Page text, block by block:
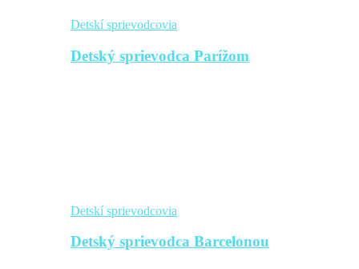
Detskí sprievodcovia
Detský sprievodca Parížom
Detskí sprievodcovia
Detský sprievodca Barcelonou